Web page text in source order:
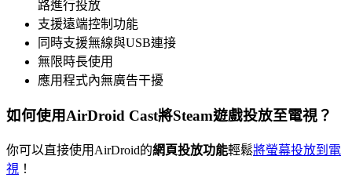
路進行投放
支援遠端控制功能
同時支援無線與USB連接
無限時長使用
應用程式內無廣告干擾
如何使用AirDroid Cast將Steam遊戲投放至電視？
你可以直接使用AirDroid的網頁投放功能輕鬆將螢幕投放到電
視 ！